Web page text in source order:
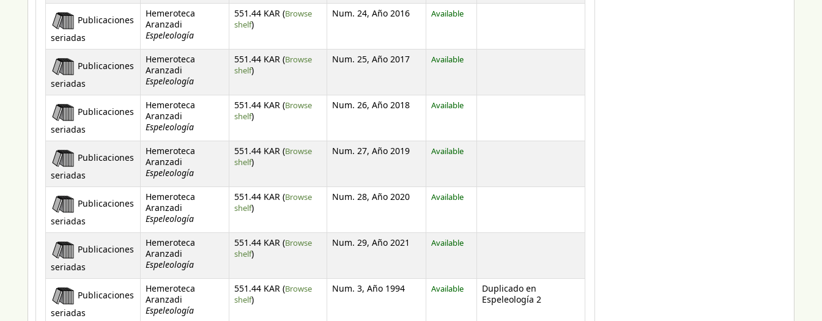
Publicaciones
seriadas
Hemeroteca
Aranzadi
Espeleología
551.44 KAR (Browse
shelf(Opens below)
)
Num. 24, Año 2016 Available
Publicaciones
seriadas
Hemeroteca
Aranzadi
Espeleología
551.44 KAR (Browse
shelf(Opens below)
)
Num. 25, Año 2017 Available
Publicaciones
seriadas
Hemeroteca
Aranzadi
Espeleología
551.44 KAR (Browse
shelf(Opens below)
)
Num. 26, Año 2018 Available
Publicaciones
seriadas
Hemeroteca
Aranzadi
Espeleología
551.44 KAR (Browse
shelf(Opens below)
)
Num. 27, Año 2019 Available
Publicaciones
seriadas
Hemeroteca
Aranzadi
Espeleología
551.44 KAR (Browse
shelf(Opens below)
)
Num. 28, Año 2020 Available
Publicaciones
seriadas
Hemeroteca
Aranzadi
Espeleología
551.44 KAR (Browse
shelf(Opens below)
)
Num. 29, Año 2021 Available
Publicaciones
seriadas
Hemeroteca
Aranzadi
Espeleología
551.44 KAR (Browse
shelf(Opens below)
)
Num. 3, Año 1994 Available
Duplicado en
Espeleología 2